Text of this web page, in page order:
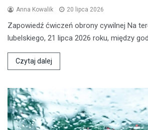
Anna Kowalik 20 lipca 2026
Zapowiedź ćwiczeń obrony cywilnej Na
lubelskiego, 21 lipca 2026 roku, między
Czytaj dalej